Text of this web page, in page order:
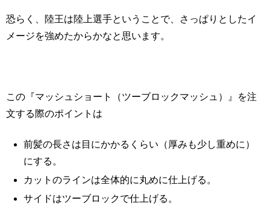
恐らく、陸王は陸上選手ということで、さっぱりとしたイ
メージを強めたからかなと思います。
この『マッシュショート（ツーブロックマッシュ）』を注
文する際のポイントは
前髪の長さは目にかかるくらい（厚みも少し重めに）
にする。
カットのラインは全体的に丸めに仕上げる。
サイドはツーブロックで仕上げる。